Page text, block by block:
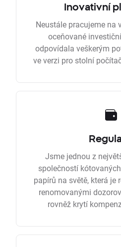
Inovativní
Neustále pracujeme na
oceňované
odpovídala veškerým
ve verzi pro stolní
Jsme jednou z
společností
papírů na světě, která je
renomovanými
rovněž krytí